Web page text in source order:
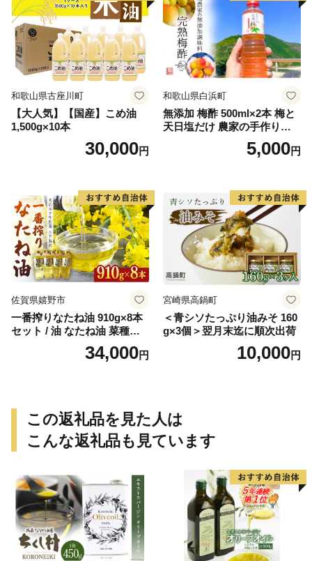
和歌山県古座川町
【大人気】【国産】こめ油
1,500g×10本
30,000円
和歌山県白浜町
無添加 梅酢 500ml×2本 梅と
天日塩だけ 農家の手作り完
5,000円
佐賀県嬉野市
一番搾りなたね油 910g×8本
セット / 油 なたね油 菜種油
ナタネ【山下製油】 [NBE00
34,000円
宮崎県高鍋町
＜青シソたっぷり油みそ 160
g×3個＞翌月末迄に順次出荷
10,000円
この返礼品を見た人は
こんな返礼品も見ています